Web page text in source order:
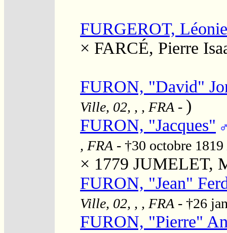
FURGEROT,
× FARCÉ, Pierre
FURON, "David"
Ville, 02, , , FRA - )
FURON, "Jacques"
, FRA - †30 octobre 1819
× 1779 JUMELET,
FURON, "Jean"
Ville, 02, , , FRA - †26
FURON, "Pierre"